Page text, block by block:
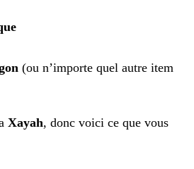
(ou n’importe quel autre item
Xayah, donc voici ce que vous